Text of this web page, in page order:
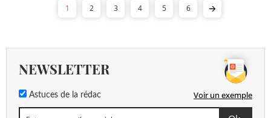
1 2 3 4 5 6
NEWSLETTER
Astuces de la rédac Voir un exemple